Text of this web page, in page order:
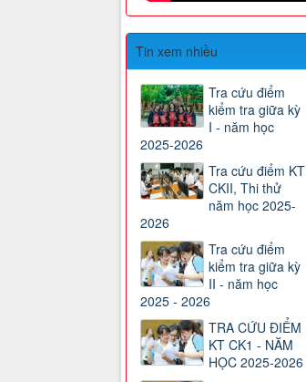
Tin xem nhiều
Tra cứu điểm
kiểm tra giữa kỳ
I - năm học
2025-2026
Tra cứu điểm KT
CKII, Thi thử
năm học 2025-
2026
Tra cứu điểm
kiểm tra giữa kỳ
II - năm học
2025 - 2026
TRA CỨU ĐIỂM
KT CK1 - NĂM
HỌC 2025-2026